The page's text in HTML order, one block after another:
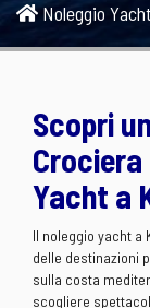
Noleggio Yacht
Scopri
Yacht a
Il noleggio yacht a
delle destinazioni
sulla costa
scogliere